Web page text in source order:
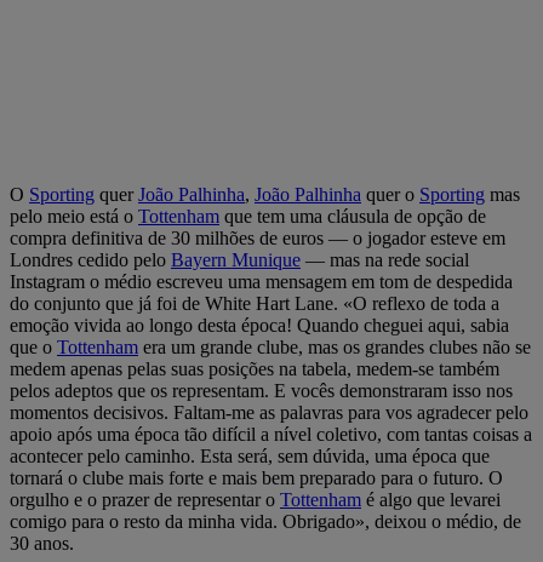
O Sporting querJoão Palhinha, João Palhinha quer o Sporting mas
pelo meio está o Tottenham que tem uma cláusula de opção de
compra definitiva de 30 milhões de euros — o jogador esteve em
Londres cedido pelo Bayern Munique — mas na rede social
Instagram o médio escreveu uma mensagem em tom de despedida
do conjunto que já foi de White Hart Lane. «O reflexo de toda a
emoção vivida ao longo desta época! Quando cheguei aqui, sabia
que o Tottenham era um grande clube, mas os grandes clubes não se
medem apenas pelas suas posições na tabela, medem-se também
pelos adeptos que os representam. E vocês demonstraram isso nos
momentos decisivos. Faltam-me as palavras para vos agradecer pelo
apoio após uma época tão difícil a nível coletivo, com tantas coisas a
acontecer pelo caminho. Esta será, sem dúvida, uma época que
tornará o clube mais forte e mais bem preparado para o futuro. O
orgulho e o prazer de representar o Tottenham é algo que levarei
comigo para o resto da minha vida. Obrigado», deixou o médio, de
30 anos.